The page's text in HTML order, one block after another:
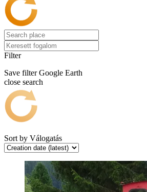
Filter
Save filter Google Earth
close search
Sort by Válogatás